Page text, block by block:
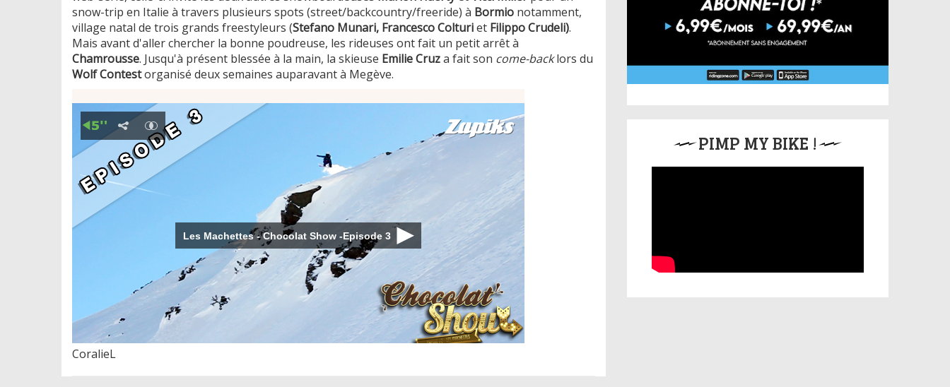
snow-trip en Italie à travers plusieurs spots (street/backcountry/freeride) à Bormio notamment,
village natal de trois grands freestyleurs (Stefano Munari, Francesco Colturiet Filippo Crudeli).
Mais avant d'aller chercher la bonne poudreuse, les rideuses ont fait un petit arrêt à
Chamrousse. Jusqu'à présent blessée à la main, la skieuse Emilie Cruza fait son come-backlors du
Wolf Contestorganisé deux semaines auparavant à Megève.
CoralieL
PIMP MY BIKE !